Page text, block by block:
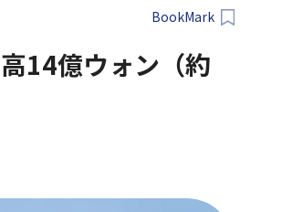
BookMark
14億ウォン（約